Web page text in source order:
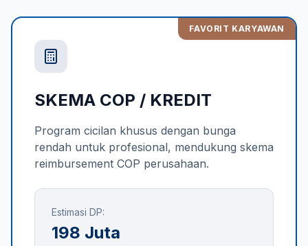
FAVORIT KARYAWAN
SKEMA COP / KREDIT
Program cicilan khusus dengan bunga
rendah untuk profesional, mendukung skema
reimbursement COP perusahaan.
Estimasi DP:
198 Juta